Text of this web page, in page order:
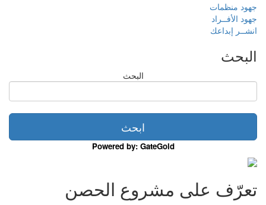
جهود منظمات
جهود الأفــراد
انشــر إبداعك
البحث
البحث
Powered by: GateGold
تعرّف على مشروع الحصن